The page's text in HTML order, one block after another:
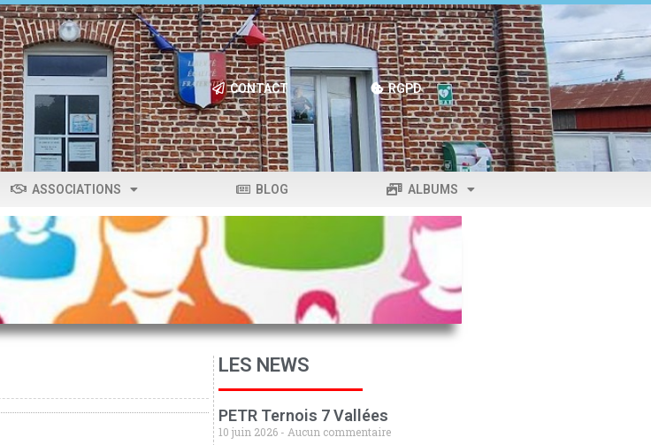
CONTACT RGPD
ASSOCIATIONS BLOG ALBUMS
LES NEWS
PETR Ternois 7 Vallées
10 juin 2026
Aucun commentaire